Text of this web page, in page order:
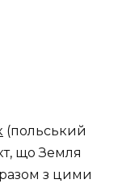
(польський
що Земля
з цими